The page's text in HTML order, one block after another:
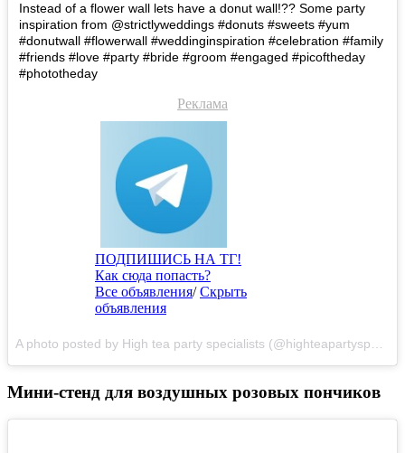
Instead of a flower wall lets have a donut wall!?? Some party
inspiration from @strictlyweddings #donuts #sweets #yum
#donutwall #flowerwall #weddinginspiration #celebration #family
#friends #love #party #bride #groom #engaged #picoftheday
#phototheday
Реклама
ПОДПИШИСЬ НА ТГ!
Как сюда попасть?
Все объявления/Скрыть
объявления
Мини-стенд для воздушных розовых пончиков